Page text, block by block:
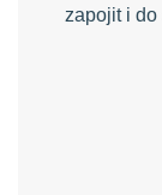
zapojit i